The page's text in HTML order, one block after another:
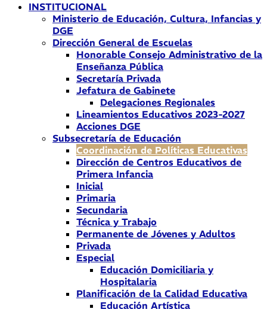
INSTITUCIONAL
Ministerio de Educación, Cultura, Infancias y
DGE
Dirección General de Escuelas
Honorable Consejo Administrativo de la
Enseñanza Pública
Secretaría Privada
Jefatura de Gabinete
Delegaciones Regionales
Lineamientos Educativos 2023-2027
Acciones DGE
Subsecretaría de Educación
Coordinación de Políticas Educativas
Dirección de Centros Educativos de
Primera Infancia
Inicial
Primaria
Secundaria
Técnica y Trabajo
Permanente de Jóvenes y Adultos
Privada
Especial
Educación Domiciliaria y
Hospitalaria
Planificación de la Calidad Educativa
Educación Artística